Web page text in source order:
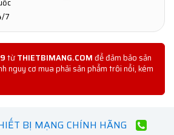
7
từTHIETBIMANG.COMđể đảm bảo sản
nguy cơ mua phải sản phẩm trôi nổi, kém
BỊ MẠNG CHÍNH HÃNG